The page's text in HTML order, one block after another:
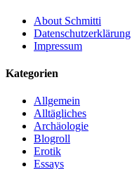
About Schmitti
Datenschutzerklärung
Impressum
Kategorien
Allgemein
Alltägliches
Archäologie
Blogroll
Erotik
Essays